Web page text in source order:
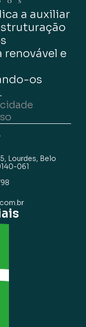
a auxiliar
renovável e
os
Lourdes, Belo
061